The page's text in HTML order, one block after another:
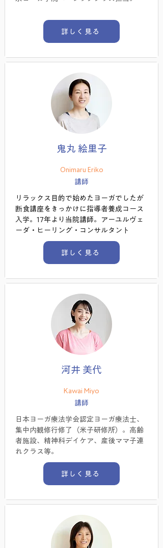
詳しく見る
鬼丸 絵里子
Onimaru Eriko
講師
リラックス目的で始めたヨーガでしたが
断食講座をきっかけに指導者養成コース
入学。17年より当院講師。アーユルヴェ
ーダ・ヒーリング・コンサルタント
詳しく見る
河井 美代
Kawai Miyo
講師
日本ヨーガ療法学会認定ヨーガ療法士、
集中内観修行修了（米子研修所）。 高齢
者施設、精神科デイケア、産後ママ子連
れクラス等。
詳しく見る